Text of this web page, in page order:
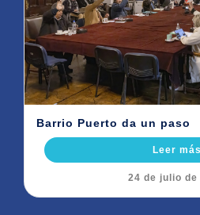
Barrio Puerto da un paso
Leer más
24 de julio de